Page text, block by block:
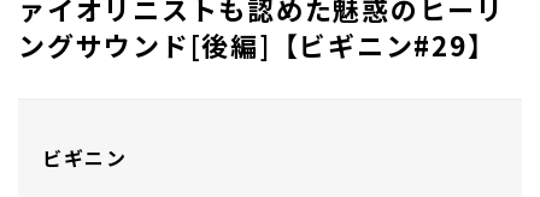
ァイオリニストも認めた魅惑のヒーリ
ングサウンド[後編]【ビギニン#29】
ビギニン